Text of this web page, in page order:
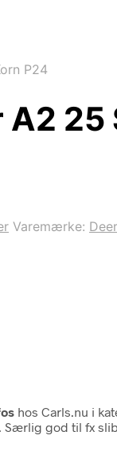
P24
25
Varemærke:
hos Carls.nu i
god til fx